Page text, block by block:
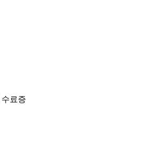
수료증